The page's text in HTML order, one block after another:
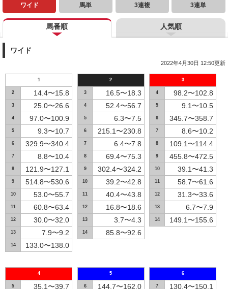
ワイド 馬単 3連複 3連単
馬番順 人気順
ワイド
2022年4月30日 12:50更新
1
2 14.4〜15.8
3 25.0〜26.6
4 97.0〜100.9
5 9.3〜10.7
6 329.9〜340.4
7 8.8〜10.4
8 121.9〜127.1
9 514.8〜530.6
10 53.0〜55.7
11 60.8〜63.4
12 30.0〜32.0
13 7.9〜9.2
14 133.0〜138.0
2
3 16.5〜18.3
4 52.4〜56.7
5 6.3〜7.5
6 215.1〜230.8
7 6.4〜7.8
8 69.4〜75.3
9 302.4〜324.2
10 39.2〜42.8
11 40.4〜43.8
12 16.8〜18.6
13 3.7〜4.3
14 85.8〜92.6
3
4 98.2〜102.8
5 9.1〜10.5
6 345.7〜358.7
7 8.6〜10.2
8 109.1〜114.4
9 455.8〜472.5
10 39.1〜41.3
11 58.7〜61.6
12 31.3〜33.6
13 6.7〜7.9
14 149.1〜155.6
4
5 35.1〜39.7
5
6 144.7〜162.0
6
7 130.4〜150.1